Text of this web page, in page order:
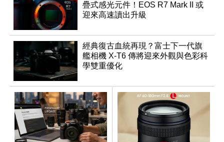
疊式感光元件！EOS R7 Mark II 或
迎來高速讀出升級
經典復古血統再現？富士下一代旗
艦相機 X-T6 傳將迎來外觀與色彩科
學雙重優化